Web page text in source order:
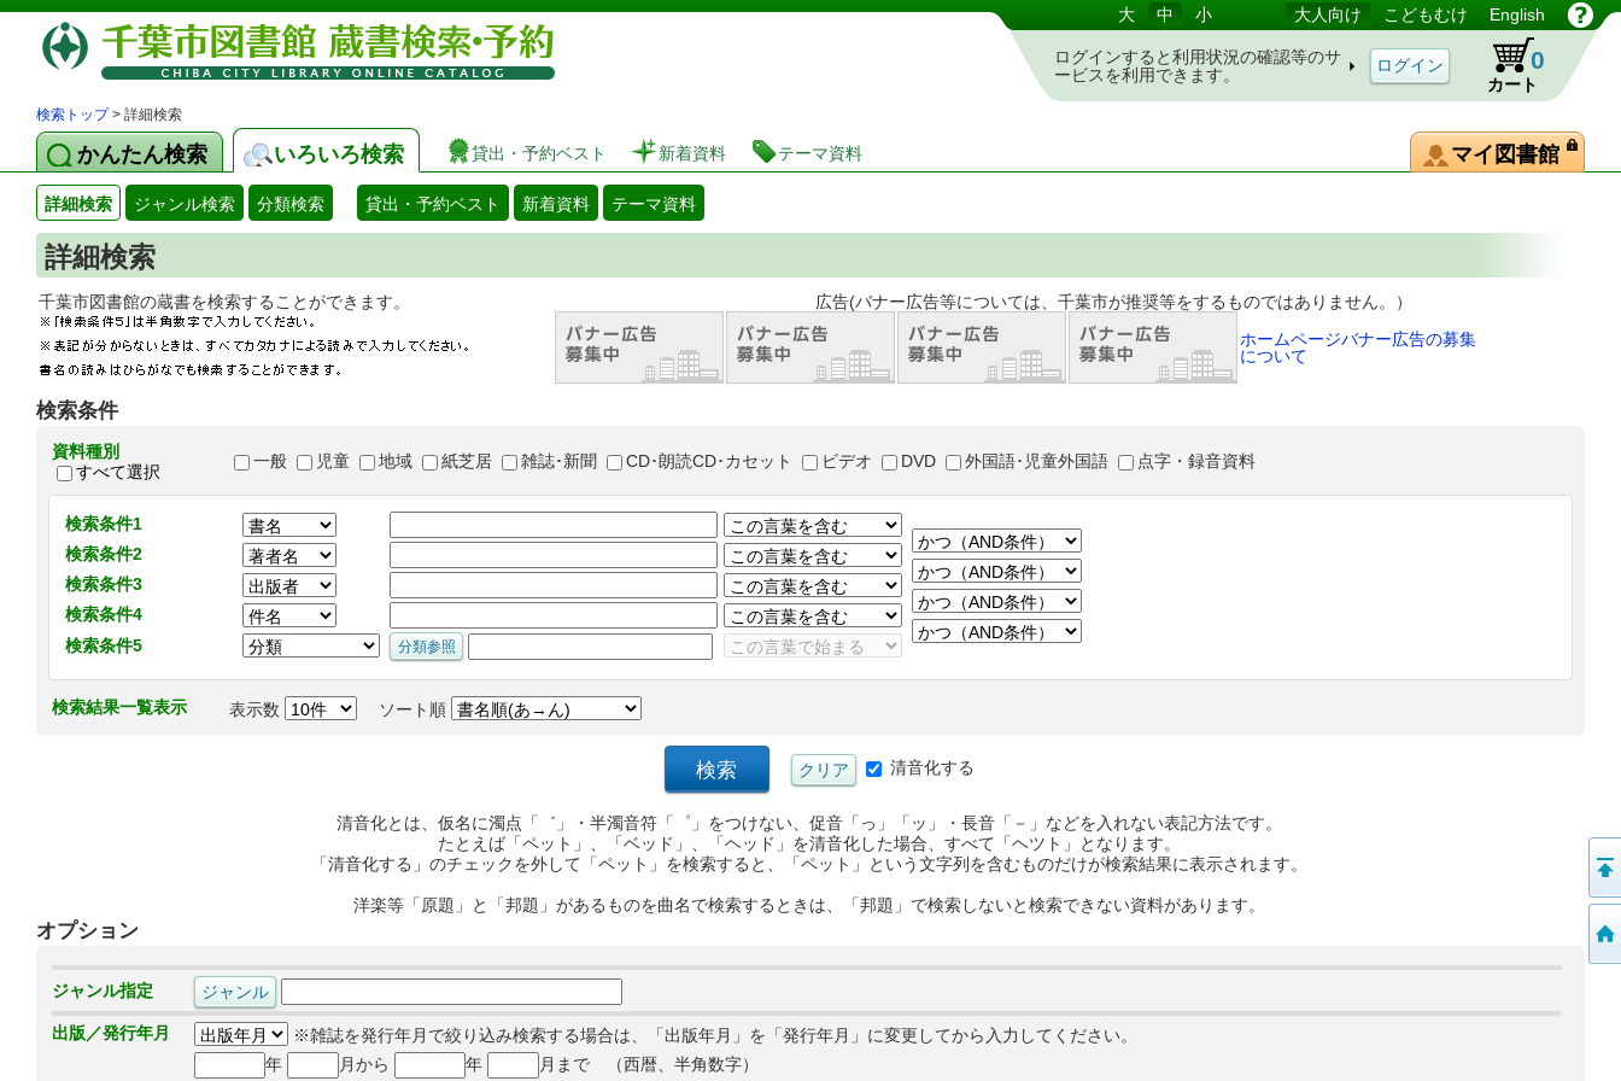
図書館 蔵書検索・予約システム 大 中 小 大人向け こどもむけ English
ログインすると利用状況の確認等のサ
ービスを利用できます。
カート
0
検索トップ> 詳細検索
かんたん検索 いろいろ検索 貸出・予約ベスト 新着資料 テーマ資料 マイ図書館
詳細検索 ジャンル検索 分類検索 貸出・予約ベスト 新着資料 テーマ資料
詳細検索
千葉市図書館の蔵書を検索することができます。 広告(バナー広告等については、千葉市が推奨等をするものではありません。）
ホームページバナー広告の募集
について
検索条件
資料種別
すべて選択
一般 児童 地域 紙芝居 雑誌･新聞 CD･朗読CD･カセット ビデオ DVD 外国語･児童外国語 点字・録音資料
検索条件1
検索条件2
検索条件3
検索条件4
検索条件5
検索結果一覧表示 表示数 ソート順
清音化する
清音化とは、仮名に濁点「゛」・半濁音符「゜」をつけない、促音「っ」「ッ」・長音「－」などを入れない表記方法です。
たとえば「ペット」、「ベッド」、「ヘッド」を清音化した場合、すべて「ヘツト」となります。
「清音化する」のチェックを外して「ペット」を検索すると、「ペット」という文字列を含むものだけが検索結果に表示されます。
洋楽等「原題」と「邦題」があるものを曲名で検索するときは、「邦題」で検索しないと検索できない資料があります。
オプション
ジャンル指定
出版／発行年月
※雑誌を発行年月で絞り込み検索する場合は、「出版年月」を「発行年月」に変更してから入力してください。
年
月から 年 月まで （西暦、半角数字）